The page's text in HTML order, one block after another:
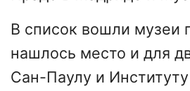
В список вошли музеи
нашлось место и для
Сан-Паулу и